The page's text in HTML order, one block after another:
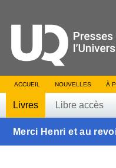
ACCUEIL NOUVELLES À
Livres Libre accès
Merci Henri et au